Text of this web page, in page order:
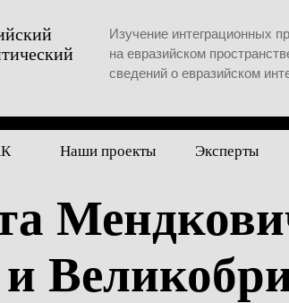
Изучение интеграционных
на евразийском
сведений о евразийском
Наши проекты Эксперты